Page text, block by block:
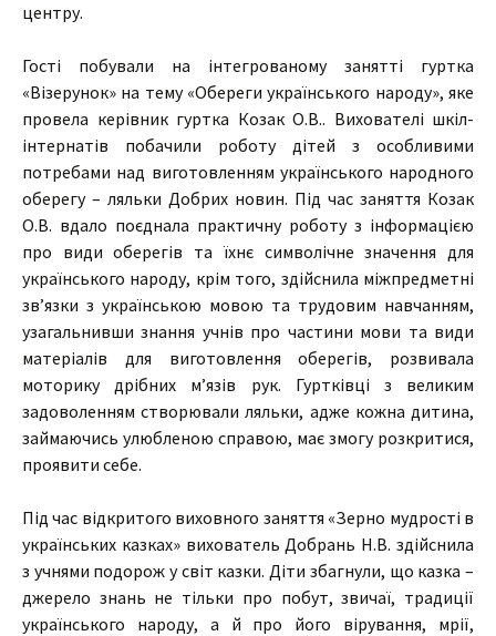
центру.
Гості побували на інтегрованому занятті гуртка
«Візерунок» на тему «Обереги українського народу», яке
провела керівник гуртка Козак О.В.. Вихователі шкіл-
інтернатів побачили роботу дітей з особливими
потребами над виготовленням українського народного
оберегу – ляльки Добрих новин. Під час заняття Козак
О.В. вдало поєднала практичну роботу з інформацією
про види оберегів та їхнє символічне значення для
українського народу, крім того, здійснила міжпредметні
зв’язки з українською мовою та трудовим навчанням,
узагальнивши знання учнів про частини мови та види
матеріалів для виготовлення оберегів, розвивала
моторику дрібних м’язів рук. Гуртківці з великим
задоволенням створювали ляльки, адже кожна дитина,
займаючись улюбленою справою, має змогу розкритися,
проявити себе.
Під час відкритого виховного заняття «Зерно мудрості в
українських казках» вихователь Добрань Н.В. здійснила
з учнями подорож у світ казки. Діти збагнули, що казка –
джерело знань не тільки про побут, звичаї, традиції
українського народу, а й про його вірування, мрії,